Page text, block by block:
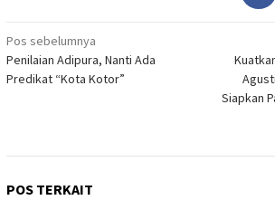
Navigasi
pos
Pos sebelumnya
Penilaian Adipura, Nanti Ada
Predikat “Kota Kotor”
Siapkan
POS TERKAIT